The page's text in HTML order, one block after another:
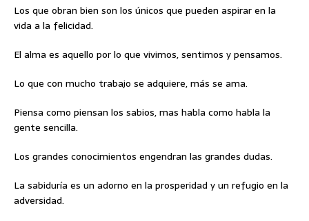
Los que obran bien son los únicos que pueden aspirar en la
vida a la felicidad.
El alma es aquello por lo que vivimos, sentimos y pensamos.
Lo que con mucho trabajo se adquiere, más se ama.
Piensa como piensan los sabios, mas habla como habla la
gente sencilla.
Los grandes conocimientos engendran las grandes dudas.
La sabiduría es un adorno en la prosperidad y un refugio en la
adversidad.